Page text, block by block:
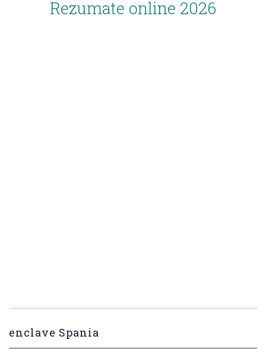
Rezumate online 2026
enclave Spania